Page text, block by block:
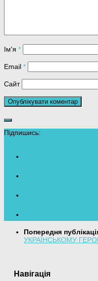
Ім'я *
Email *
Сайт
Підпишись:
Попередня
УКРАЇНСЬКОМУ
Навігація